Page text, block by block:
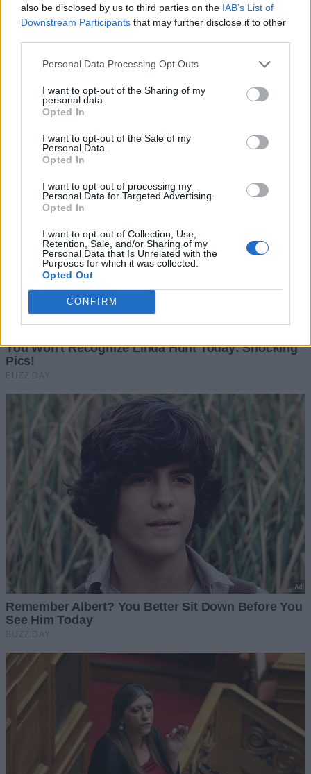
also be disclosed by us to third parties on the IAB’s List of
Downstream Participants that may further disclose it to other
Personal Data Processing Opt Outs
I want to opt-out of the Sharing of my
personal data.
Opted In
I want to opt-out of the Sale of my
Personal Data.
Opted In
I want to opt-out of processing my
Personal Data for Targeted Advertising.
Opted In
I want to opt-out of Collection, Use,
Retention, Sale, and/or Sharing of my
Personal Data that Is Unrelated with the
Purposes for which it was collected.
Opted Out
CONFIRM